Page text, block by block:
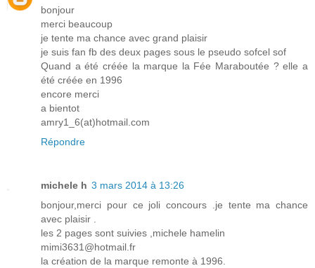
bonjour
merci beaucoup
je tente ma chance avec grand plaisir
je suis fan fb des deux pages sous le pseudo sofcel sof
Quand a été créée la marque la Fée Maraboutée ? elle a
été créée en 1996
encore merci
a bientot
amry1_6(at)hotmail.com
Répondre
michele h 3 mars 2014 à 13:26
bonjour,merci pour ce joli concours .je tente ma chance
avec plaisir .
les 2 pages sont suivies ,michele hamelin
mimi3631@hotmail.fr
la création de la marque remonte à 1996.